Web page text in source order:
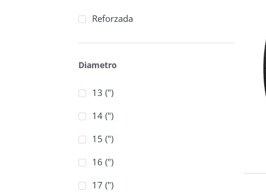
Reforzada
Diametro
13 (")
14 (")
15 (")
16 (")
17 (")